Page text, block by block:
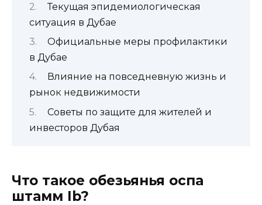
Текущая эпидемиологическая
ситуация в Дубае
Официальные меры профилактики
в Дубае
Влияние на повседневную жизнь и
рынок недвижимости
Советы по защите для жителей и
инвесторов Дубая
Что такое обезьянья оспа
штамм Ib?